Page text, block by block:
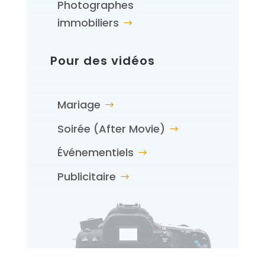
Photographes
immobiliers
Pour des vidéos
Mariage
Soirée (After Movie)
Événementiels
Publicitaire